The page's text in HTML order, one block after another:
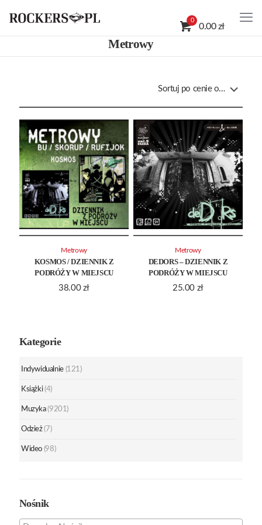
0
0.00 zł
Metrowy
KOSMOS / DZIENNIK Z
PODRÓŻY W MIEJSCU
38.00 zł
Metrowy
DEDORS – DZIENNIK Z
PODRÓŻY W MIEJSCU
25.00 zł
Metrowy
Kategorie
Indywidualnie (121)
Książki (4)
Muzyka (9201)
Odzież (7)
Wideo (98)
Nośnik